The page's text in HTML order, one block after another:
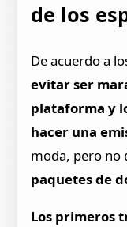
de los
De acuerdo a
evitar ser
plataforma y
hacer una
moda, pero no
paquetes de
Los primeros